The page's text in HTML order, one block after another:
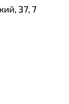
37, 7